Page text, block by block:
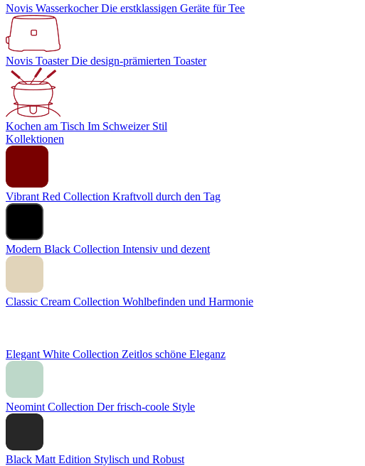
Novis Wasserkocher Die erstklassigen Geräte für Tee
Novis Toaster Die design-prämierten Toaster
Kochen am Tisch Im Schweizer Stil
Kollektionen
Vibrant Red Collection Kraftvoll durch den Tag
Modern Black Collection Intensiv und dezent
Classic Cream Collection Wohlbefinden und Harmonie
Elegant White Collection Zeitlos schöne Eleganz
Neomint Collection Der frisch-coole Style
Black Matt Edition Stylisch und Robust